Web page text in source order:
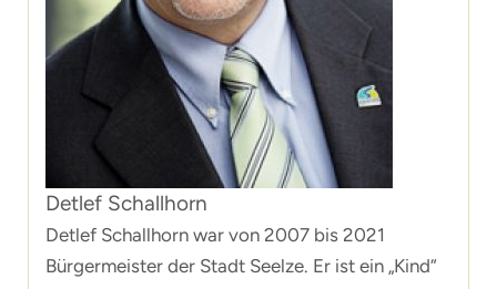
Detlef Schallhorn
Detlef Schallhorn war von 2007 bis 2021
Bürgermeister der Stadt Seelze. Er ist ein „Kind“